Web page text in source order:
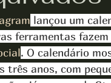
lançou um
ferramentas
. O calendário
três anos, com